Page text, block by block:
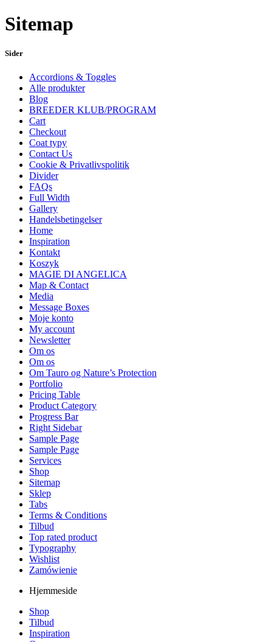
Sitemap
Sider
Accordions & Toggles
Alle produkter
Blog
BREEDER KLUB/PROGRAM
Cart
Checkout
Coat typy
Contact Us
Cookie & Privatlivspolitik
Divider
FAQs
Full Width
Gallery
Handelsbetingelser
Home
Inspiration
Kontakt
Koszyk
MAGIE DI ANGELICA
Map & Contact
Media
Message Boxes
Moje konto
My account
Newsletter
Om os
Om os
Om Tauro og Nature’s Protection
Portfolio
Pricing Table
Product Category
Progress Bar
Right Sidebar
Sample Page
Sample Page
Services
Shop
Sitemap
Sklep
Tabs
Terms & Conditions
Tilbud
Top rated product
Typography
Wishlist
Zamówienie
Hjemmeside
Shop
Tilbud
Inspiration